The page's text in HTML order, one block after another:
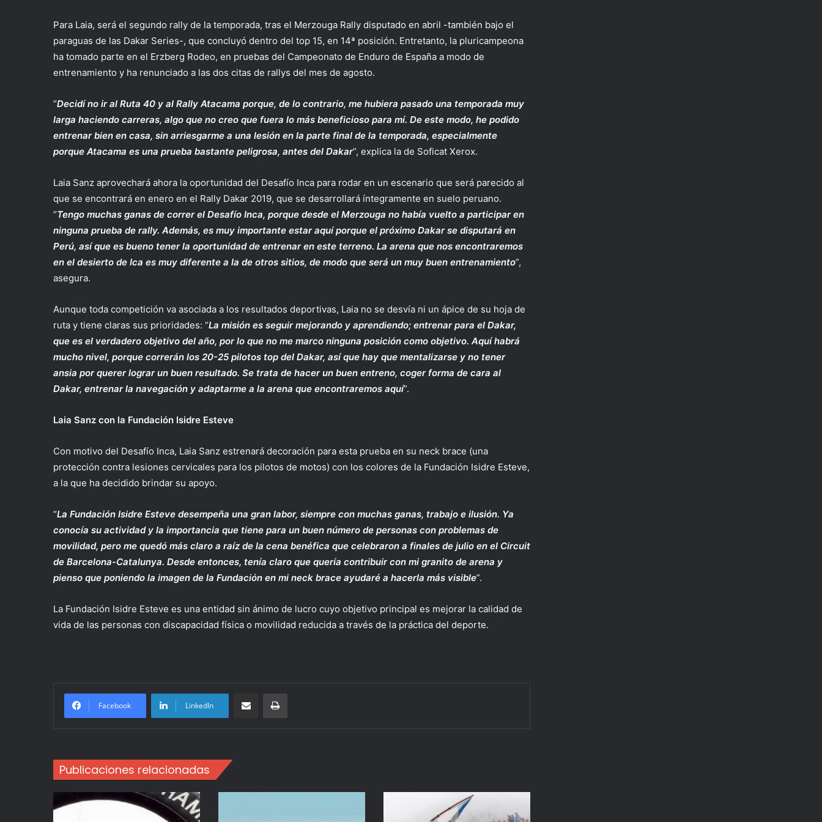
Para Laia, será el segundo rally de la temporada, tras el Merzouga Rally disputado en abril -también bajo el
paraguas de las Dakar Series-, que concluyó dentro del top 15, en 14ª posición. Entretanto, la pluricampeona
ha tomado parte en el Erzberg Rodeo, en pruebas del Campeonato de Enduro de España a modo de
entrenamiento y ha renunciado a las dos citas de rallys del mes de agosto.
“Decidí no ir al Ruta 40 y al Rally Atacama porque, de lo contrario, me hubiera pasado una temporada muy
larga haciendo carreras, algo que no creo que fuera lo más beneficioso para mí. De este modo, he podido
entrenar bien en casa, sin arriesgarme a una lesión en la parte final de la temporada, especialmente
porque Atacama es una prueba bastante peligrosa, antes del Dakar”, explica la de Soficat Xerox.
Laia Sanz aprovechará ahora la oportunidad del Desafío Inca para rodar en un escenario que será parecido al
que se encontrará en enero en el Rally Dakar 2019, que se desarrollará íntegramente en suelo peruano.
“Tengo muchas ganas de correr el Desafío Inca, porque desde el Merzouga no había vuelto a participar en
ninguna prueba de rally. Además, es muy importante estar aquí porque el próximo Dakar se disputará en
Perú, así que es bueno tener la oportunidad de entrenar en este terreno. La arena que nos encontraremos
en el desierto de Ica es muy diferente a la de otros sitios, de modo que será un muy buen entrenamiento”,
asegura.
Aunque toda competición va asociada a los resultados deportivas, Laia no se desvía ni un ápice de su hoja de
ruta y tiene claras sus prioridades: “La misión es seguir mejorando y aprendiendo; entrenar para el Dakar,
que es el verdadero objetivo del año, por lo que no me marco ninguna posición como objetivo. Aquí habrá
mucho nivel, porque correrán los 20-25 pilotos top del Dakar, así que hay que mentalizarse y no tener
ansia por querer lograr un buen resultado. Se trata de hacer un buen entreno, coger forma de cara al
Dakar, entrenar la navegación y adaptarme a la arena que encontraremos aquí”.
Laia Sanz con la Fundación Isidre Esteve
Con motivo del Desafío Inca, Laia Sanz estrenará decoración para esta prueba en su neck brace (una
protección contra lesiones cervicales para los pilotos de motos) con los colores de la Fundación Isidre Esteve,
a la que ha decidido brindar su apoyo.
“La Fundación Isidre Esteve desempeña una gran labor, siempre con muchas ganas, trabajo e ilusión. Ya
conocía su actividad y la importancia que tiene para un buen número de personas con problemas de
movilidad, pero me quedó más claro a raíz de la cena benéfica que celebraron a finales de julio en el Circuit
de Barcelona-Catalunya. Desde entonces, tenía claro que quería contribuir con mi granito de arena y
pienso que poniendo la imagen de la Fundación en mi neck brace ayudaré a hacerla más visible”.
La Fundación Isidre Esteve es una entidad sin ánimo de lucro cuyo objetivo principal es mejorar la calidad de
vida de las personas con discapacidad física o movilidad reducida a través de la práctica del deporte.
Facebook LinkedIn
Compartir por correo electrónicoImprimir
Publicaciones relacionadas